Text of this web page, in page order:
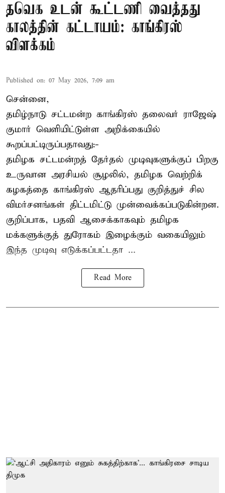
தவெக உடன் கூட்டணி வைத்தது
காலத்தின் கட்டாயம்: காங்கிரஸ்
விளக்கம்
Published on: 07 May 2026, 7:09 am
சென்னை,
தமிழ்நாடு சட்டமன்ற காங்கிரஸ் தலைவர் ராஜேஷ்
குமார் வெளியிட்டுள்ள அறிக்கையில்
கூறப்பட்டிருப்பதாவது:-
தமிழக சட்டமன்றத் தேர்தல் முடிவுகளுக்குப் பிறகு
உருவான அரசியல் சூழலில், தமிழக வெற்றிக்
கழகத்தை காங்கிரஸ் ஆதரிப்பது குறித்துச் சில
விமர்சனங்கள் திட்டமிட்டு முன்வைக்கப்படுகின்றன.
குறிப்பாக, பதவி ஆசைக்காகவும் தமிழக
மக்களுக்குத் துரோகம் இழைக்கும் வகையிலும்
இந்த முடிவு எடுக்கப்பட்டதா ...
Read More